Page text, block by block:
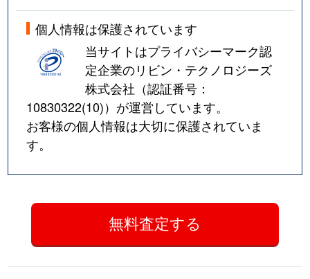
個人情報は保護されています
当サイトはプライバシーマーク認
定企業のリビン・テクノロジーズ
株式会社（認証番号：
10830322(10)）が運営しています。
お客様の個人情報は大切に保護されていま
す。